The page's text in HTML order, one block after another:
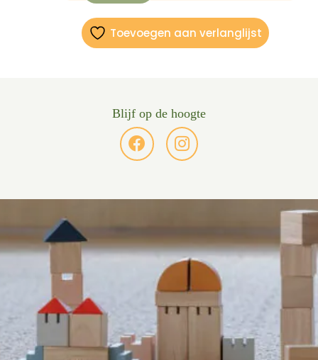
Toevoegen aan verlanglijst
Blijf op de hoogte